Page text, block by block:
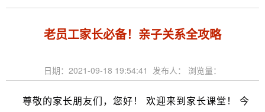
老员工家长必备！亲子关系全攻略
日期：2021-09-18 19:54:41 发布人： 浏览量：
尊敬的家长朋友们，您好！ 欢迎来到家长课堂！
今